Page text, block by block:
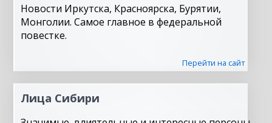
Новости Иркутска, Красноярска, Бурятии,
Монголии. Самое главное в федеральной
повестке.
Перейти на сайт
Лица Сибири